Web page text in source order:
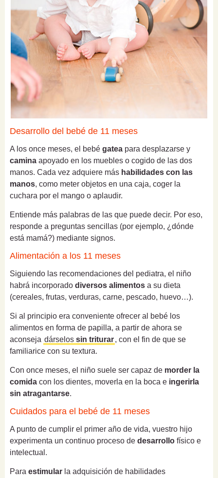
Desarrollo del bebé de 11 meses
A los once meses, el bebé gatea para desplazarse y
camina apoyado en los muebles o cogido de las dos
manos. Cada vez adquiere más habilidades con las
manos, como meter objetos en una caja, coger la
cuchara por el mango o aplaudir.
Entiende más palabras de las que puede decir. Por eso,
responde a preguntas sencillas (por ejemplo, ¿dónde
está mamá?) mediante signos.
Alimentación a los 11 meses
Siguiendo las recomendaciones del pediatra, el niño
habrá incorporado diversos alimentos a su dieta
(cereales, frutas, verduras, carne, pescado, huevo…).
Si al principio era conveniente ofrecer al bebé los
alimentos en forma de papilla, a partir de ahora se
aconseja dárselos sin triturar, con el fin de que se
familiarice con su textura.
Con once meses, el niño suele ser capaz de morder la
comida con los dientes, moverla en la boca e ingerirla
sin atragantarse.
Cuidados para el bebé de 11 meses
A punto de cumplir el primer año de vida, vuestro hijo
experimenta un continuo proceso de desarrollo físico e
intelectual.
Para estimular la adquisición de habilidades